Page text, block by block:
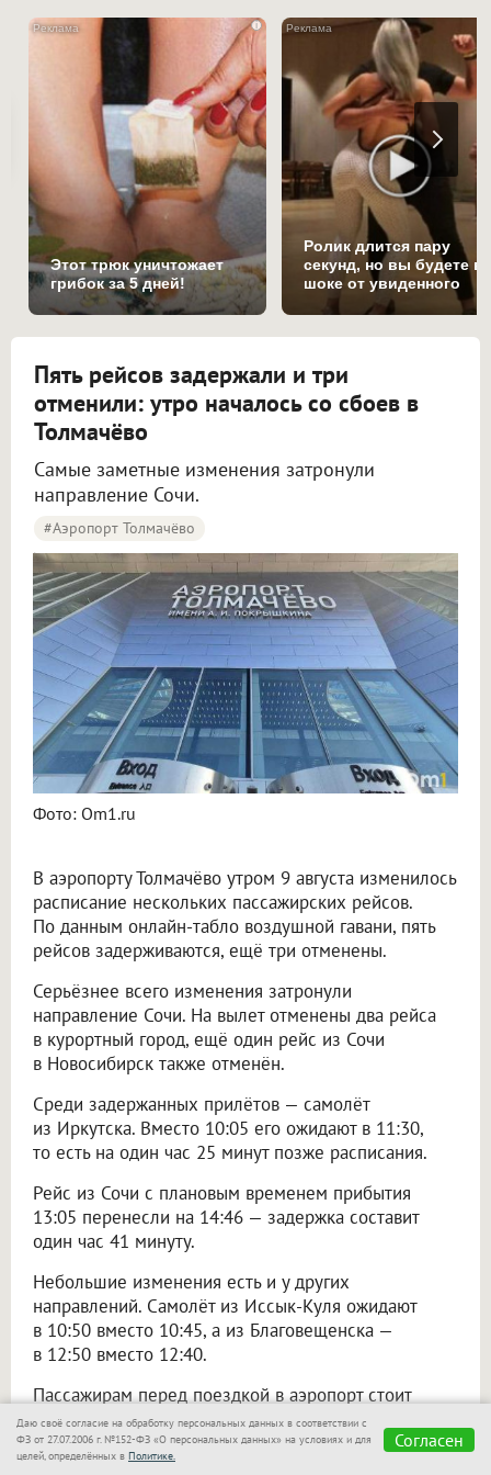
i
Этот трюк уничтожает
грибок за 5 дней!
Ролик длится пару
секунд, но вы будете в
шоке от увиденного
Пять рейсов задержали и три
отменили: утро началось со сбоев в
Толмачёво
Самые заметные изменения затронули
направление Сочи.
#Аэропорт Толмачёво
Фото: Om1.ru
В аэропорту Толмачёво утром 9 августа изменилось
расписание нескольких пассажирских рейсов.
По данным онлайн-табло воздушной гавани, пять
рейсов задерживаются, ещё три отменены.
Серьёзнее всего изменения затронули
направление Сочи. На вылет отменены два рейса
в курортный город, ещё один рейс из Сочи
в Новосибирск также отменён.
Среди задержанных прилётов — самолёт
из Иркутска. Вместо 10:05 его ожидают в 11:30,
то есть на один час 25 минут позже расписания.
Рейс из Сочи с плановым временем прибытия
13:05 перенесли на 14:46 — задержка составит
один час 41 минуту.
Небольшие изменения есть и у других
направлений. Самолёт из Иссык-Куля ожидают
в 10:50 вместо 10:45, а из Благовещенска —
в 12:50 вместо 12:40.
Пассажирам перед поездкой в аэропорт стоит
проверить актуальное расписание на онлайн-табло
аэропорта Толмачёво.
Даю своё согласие на обработку персональных данных в соответствии с
ФЗ от 27.07.2006 г. №152-ФЗ «О персональных данных» на условиях и для
целей, определённых в Политике.
Согласен